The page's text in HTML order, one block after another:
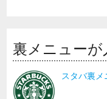
裏メニュー
スタバ裏メ